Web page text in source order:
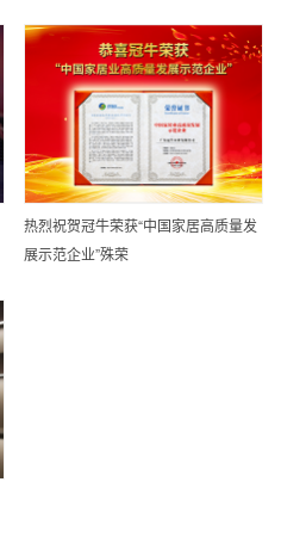
热烈祝贺冠牛荣获“中国家居高质量发
展示范企业”殊荣